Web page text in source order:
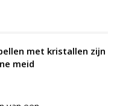
met kristallen zijn
meid